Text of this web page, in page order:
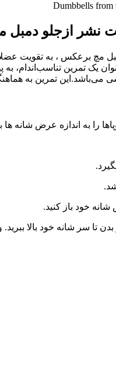
Dumbbells from
نشر ازجلو
برعکس ، به تقویت
یک تمرین
می‌باشد.این تمرین به
را به اندازه عرض شانه
خود باز کنید.
سر شانه خود بالا ببرید.